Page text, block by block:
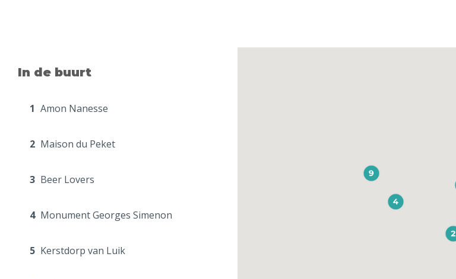
In de buurt
1 Amon Nanesse
2 Maison du Peket
3 Beer Lovers
4 Monument Georges Simenon
5 Kerstdorp van Luik